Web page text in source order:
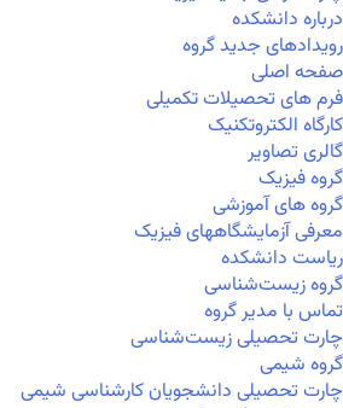
درباره دانشکده
رویدادهای جدید گروه
صفحه اصلی
فرم های تحصیلات تکمیلی
کارگاه الکتروتکنیک
گالری تصاویر
گروه فیزیک
گروه های آموزشی
معرفی آزمایشگاههای فیزیک
ریاست دانشکده
گروه زیست‌شناسی
تماس با مدیر گروه
چارت تحصیلی زیست‌شناسی
گروه شیمی
چارت تحصیلی دانشجویان کارشناسی شیمی